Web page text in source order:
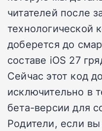
читателей после
технологической
доберется до
составе iOS 27
Сейчас этот код
исключительно в
бета-версии для
Родители, если